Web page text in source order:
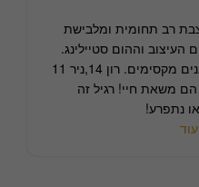
רב תחומית ומלבישת
וההום סטיילינג.
נשואה לאסף ואמא לשלושה בנים מקסימים. רון 14,ניר 11
הם משאת חיי! רגיל זה
נתפרע!